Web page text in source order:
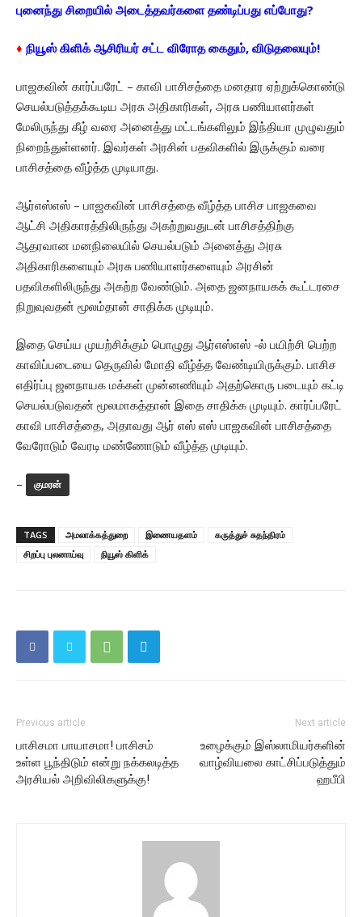
புனைந்து சிறையில் அடைத்தவர்களை தண்டிப்பது எப்போது?
♦ நியூஸ் கிளிக் ஆசிரியர் சட்ட விரோத கைதும், விடுதலையும்!
பாஜகவின் கார்ப்பரேட் – காவி பாசிசத்தை மனதார ஏற்றுக்கொண்டு
செயல்படுத்தக்கூடிய அரசு அதிகாரிகள், அரசு பணியாளர்கள்
மேலிருந்து கீழ் வரை அனைத்து மட்டங்களிலும் இந்தியா முழுவதும்
நிறைந்துள்ளனர். இவர்கள் அரசின் பதவிகளில் இருக்கும் வரை
பாசிசத்தை வீழ்த்த முடியாது.
ஆர்எஸ்எஸ் – பாஜகவின் பாசிசத்தை வீழ்த்த பாசிச பாஜகவை
ஆட்சி அதிகாரத்திலிருந்து அகற்றுவதுடன் பாசிசத்திற்கு
ஆதரவான மனநிலையில் செயல்படும் அனைத்து அரசு
அதிகாரிகளையும் அரசு பணியாளர்களையும் அரசின்
பதவிகளிலிருந்து அகற்ற வேண்டும். அதை ஜனநாயகக் கூட்டரசை
நிறுவுவதன் மூலம்தான் சாதிக்க முடியும்.
இதை செய்ய முயற்சிக்கும் பொழுது ஆர்எஸ்எஸ் -ல் பயிற்சி பெற்ற
காவிப்படையை தெருவில் மோதி வீழ்த்த வேண்டியிருக்கும். பாசிச
எதிர்ப்பு ஜனநாயக மக்கள் முன்னணியும் அதற்கொரு படையும் கட்டி
செயல்படுவதன் மூலமாகத்தான் இதை சாதிக்க முடியும். கார்ப்பரேட்
காவி பாசிசத்தை, அதாவது ஆர் எஸ் எஸ் பாஜகவின் பாசிசத்தை
வேரோடும் வேரடி மண்ணோடும் வீழ்த்த முடியும்.
– குமரன்
TAGS அமலாக்கத்துறை இணையதளம்
கருத்துச் சுதந்திரம்
சிறப்பு புலனாய்வு
நியூஸ் கிளிக்
Previous article
பாசிசமா பாயாசமா! பாசிசம்
உள்ள பூந்திடும் என்று நக்கலடித்த
அரசியல் அறிவிலிகளுக்கு!
Next article
உழைக்கும் இஸ்லாமியர்களின்
வாழ்வியலை காட்சிப்படுத்தும்
ஹபீபி